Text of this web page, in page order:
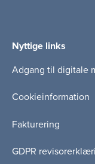
Nyttige links
Adgang til digitale
Cookieinformation
Fakturering
GDPR